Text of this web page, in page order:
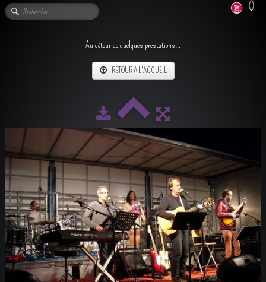
0
Au détour de quelques prestations...
RETOUR A L'ACCUEIL